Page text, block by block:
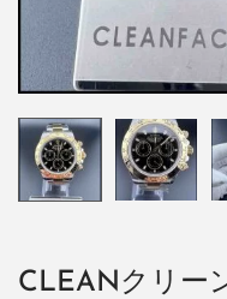
CLEANクリー